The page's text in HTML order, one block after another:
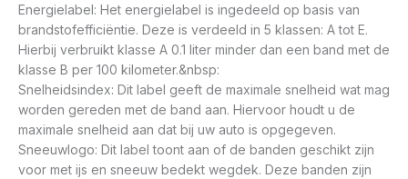
Energielabel: Het energielabel is ingedeeld op basis van
brandstofefficiëntie. Deze is verdeeld in 5 klassen: A tot E.
Hierbij verbruikt klasse A 0.1 liter minder dan een band met de
klasse B per 100 kilometer.&nbsp:
Snelheidsindex: Dit label geeft de maximale snelheid wat mag
worden gereden met de band aan. Hiervoor houdt u de
maximale snelheid aan dat bij uw auto is opgegeven.
Sneeuwlogo: Dit label toont aan of de banden geschikt zijn
voor met ijs en sneeuw bedekt wegdek. Deze banden zijn